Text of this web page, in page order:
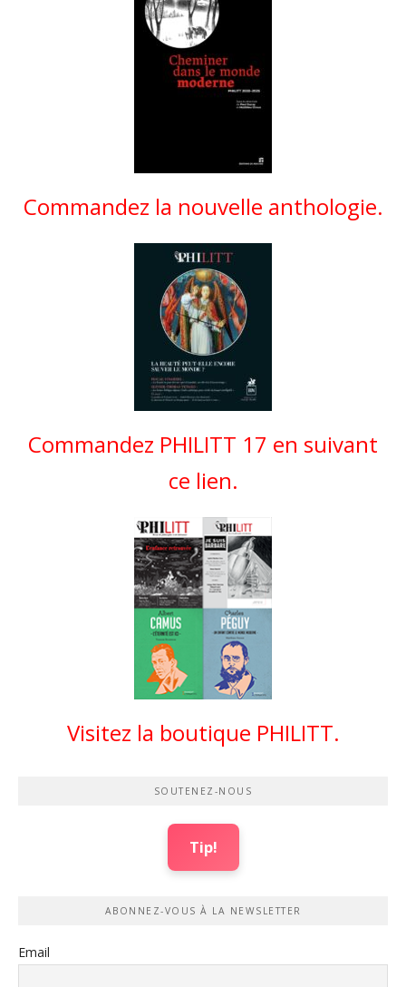
Commandez la nouvelle anthologie.
Commandez PHILITT 17 en suivant
ce lien.
Visitez la boutique PHILITT.
SOUTENEZ-NOUS
Tip!
ABONNEZ-VOUS À LA NEWSLETTER
Email